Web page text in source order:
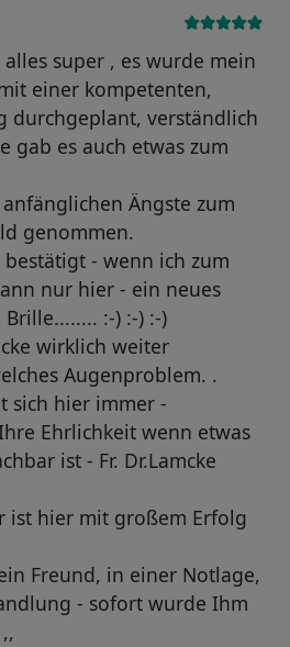
super , es wurde mein
einer kompetenten,
durchgeplant, verständlich
gab es auch etwas zum
Ängste zum
genommen.
- wenn ich zum
nur hier - ein neues
:-) :-) :-)
wirklich weiter
Augenproblem. .
sich hier immer -
Ehrlichkeit wenn etwas
ist - Fr. Dr.Lamcke
ist hier mit großem Erfolg
Freund, in einer Notlage,
- sofort wurde Ihm